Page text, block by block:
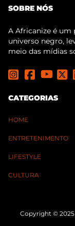
SOBRE NÓS
A Africanize é
universo negro,
meio das mídias
CATEGORIAS
HOME
ENTRETENIMENTO
LIFESTYLE
CULTURA
Copyright © 2025